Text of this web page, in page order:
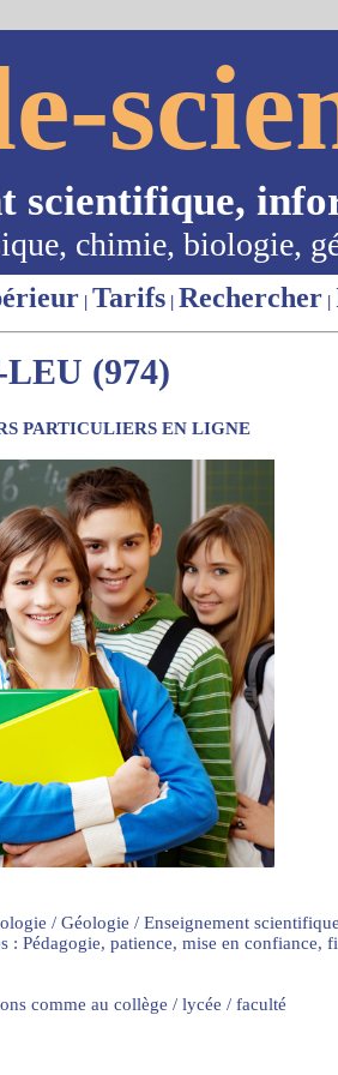
scientifique,
chimie, biologie,
| Tarifs | Rechercher |
(974)
PARTICULIERS EN LIGNE
/ Géologie / Enseignement scientifique
Pédagogie, patience, mise en confiance,
comme au collège / lycée / faculté